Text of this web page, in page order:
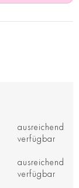
ausreichend
verfügbar
ausreichend
verfügbar